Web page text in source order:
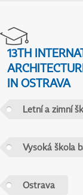
13TH
IN OSTRAVA
Letní a zimní
Vysoká škola
Ostrava